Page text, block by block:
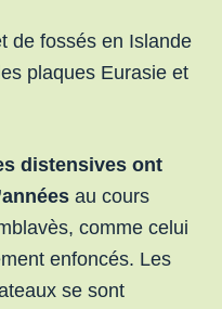
de fossés en Islande
plaques Eurasie et
distensives ont
au cours
comme celui
enfoncés. Les
se sont